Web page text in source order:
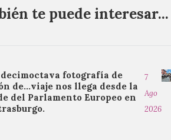
te puede interesar...
decimoctava fotografía de
de…viaje nos llega desde la
del Parlamento Europeo en
7
Ago
2026